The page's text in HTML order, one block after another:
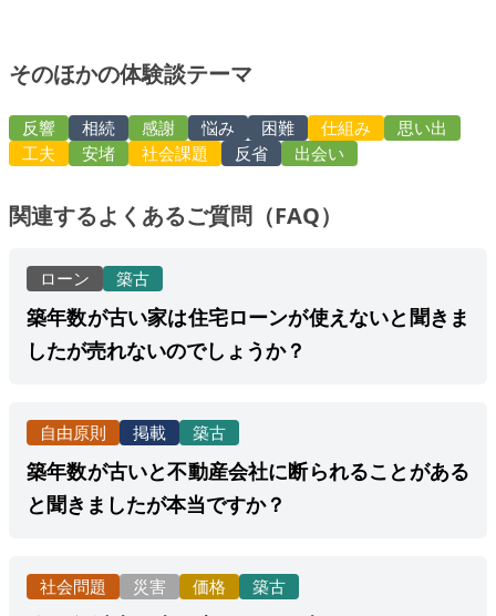
そのほかの体験談テーマ
反響 相続 感謝 悩み 困難 仕組み
思い出
工夫
安堵 社会課題 反省 出会い
関連するよくあるご質問（FAQ）
ローン 築古
築年数が古い家は住宅ローンが使えないと聞きま
したが売れないのでしょうか？
自由原則 掲載 築古
築年数が古いと不動産会社に断られることがある
と聞きましたが本当ですか？
社会問題 災害 価格 築古